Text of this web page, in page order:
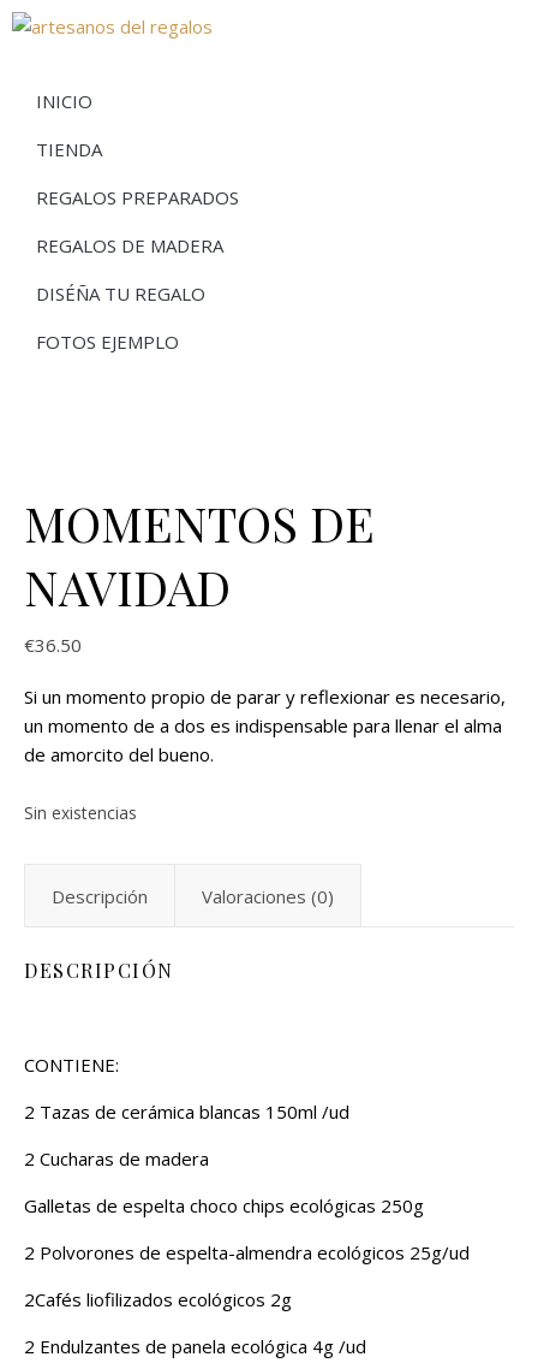
INICIO
TIENDA
REGALOS PREPARADOS
REGALOS DE MADERA
DISÉÑA TU REGALO
FOTOS EJEMPLO
MOMENTOS DE
NAVIDAD
€36.50
Si un momento propio de parar y reflexionar es necesario,
un momento de a dos es indispensable para llenar el alma
de amorcito del bueno.
Sin existencias
Descripción Valoraciones (0)
DESCRIPCIÓN
CONTIENE:
2 Tazas de cerámica blancas 150ml /ud
2 Cucharas de madera
Galletas de espelta choco chips ecológicas 250g
2 Polvorones de espelta-almendra ecológicos 25g/ud
2Cafés liofilizados ecológicos 2g
2 Endulzantes de panela ecológica 4g /ud